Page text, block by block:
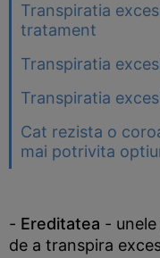
Transpiratia
tratament
Transpiratia
Transpiratia
Cat rezista o
mai potrivita
- Ereditatea -
de a transpira